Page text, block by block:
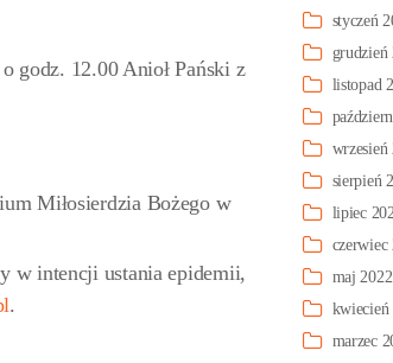
godz. 12.00 Anioł Pański z
Miłosierdzia Bożego w
w intencji ustania epidemii,
.
styczeń
grudzień
listopad
wrzesień
sierpień
lipiec
czerwiec
maj 2022
kwiecień
marzec